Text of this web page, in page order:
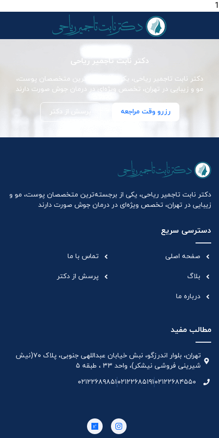
1
دکتر نابت تاجمیر ریاحی
دکتر نابت تاجمیر ریاحی، یکی از برجسته‌ترین متخصصان پوست،
مو و زیبایی در تهران، تخصص ویژه‌ای در درمان جوش صورت دارند
رزرو وقت مراجعه پرسش از دکتر
دکتر نابت تاجمیر ریاحی، یکی از برجسته‌ترین متخصصان پوست، مو و
زیبایی در تهران، تخصص ویژه‌ای در درمان جوش صورت دارند
دسترسی سریع
صفحه اصلی
بلاگ
درباره ما
تماس با ما
پرسش از دکتر
مطالب مفید
تهران، بلوار اندرزگو، نبش خیابان عبداللهی جنوبی، پلاک ۷۰(نیش
شیرینی فروشی نیشکر)، واحد ۳۳ ، طبقه ۵
۰۲۱۲۲۶۸۴۵۵۰۰۲۱۲۲۶۸۵۱۹۱۰۲۱۲۲۶۸۹۸۵۱